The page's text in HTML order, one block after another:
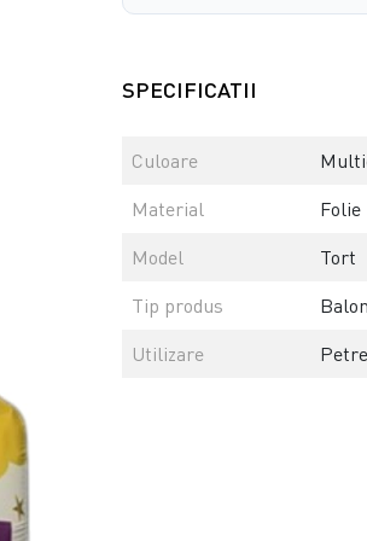
SPECIFICATII
Culoare
Material
Folie
Model
Tort
Tip produs
Balon
Utilizare